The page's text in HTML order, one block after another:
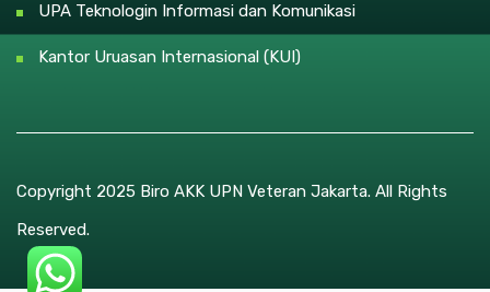
UPA Teknologin Informasi dan Komunikasi
Kantor Uruasan Internasional (KUI)
Copyright 2025 Biro AKK UPN Veteran Jakarta. All Rights
Reserved.